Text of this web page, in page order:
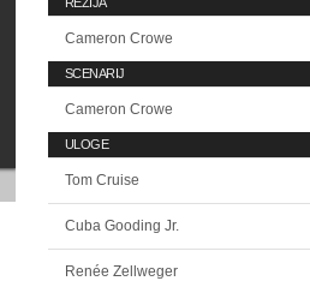
Cameron Crowe
SCENARIJ
Cameron Crowe
ULOGE
Tom Cruise
Cuba Gooding Jr.
Renée Zellweger